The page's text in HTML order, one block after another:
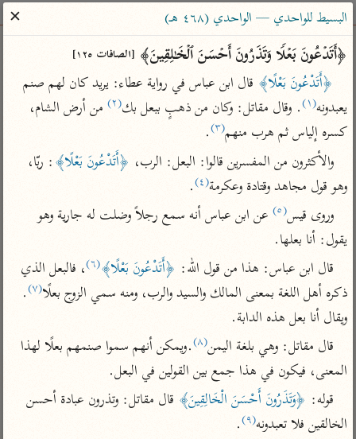
ساهم معنا في نشر القرآن والعلم الشرعي
الباحث القرآني
بحث تفسير علوم مصاحف معاجم
Type 2 or more characters for results.
Type 1 or more
characters for results.
أمّهات
تفسير الطبري
تفسير ابن كثير
تفسير القرطبي
تفسير البغوي
جمع الأقوال
تفسير ابن الجوزي
تفسير الماوردي
عامّة
فتح البيان للقنوجي
فتح القدير للشوكاني
تفسير ابن جزي
موسوعات
تفسير الآلوسي
تفسير الرازي
معاصرة
الميسر
المختصر في
التفسير
تفسير السعدي
القرآن – تدبر وعمل
البسيط للواحدي — الواحدي (٤٦٨ هـ)
✕
﴿أَتَدۡعُونَ بَعۡلࣰا وَتَذَرُونَ أَحۡسَنَ ٱلۡخَـٰلِقِینَ﴾ [الصافات ١٢٥]
﴿أَتَدْعُونَ بَعْلًا﴾
يعبدونه(١) . وقال مقاتل: وكان من ذهبٍ ببعل بك(٢)
كسره إلياس ثم هرب منهم(٣) .
والأكثرون من المفسرين قالوا: البعل: الرب، ﴿أَتَدْعُونَ بَعْلًا﴾
وهو قول مجاهد وقتادة وعكرمة(٤) .
وروى قيس(٥)
عن ابن عباس أنه سمع رجلاً وضلت له جارية وهو
يقول: أنا بعلها.
قال ابن عباس: هذا من قول الله: ﴿أَتَدْعُونَ بَعْلًا﴾(٦)
ذكره أهل اللغة بمعنى المالك والسيد والرب، ومنه سمي الزوج بعلًا(٧)
ويقال أنا بعل هذه الدابة.
قال مقاتل: وهي بلغة اليمن(٨)
المعنى، فيكون في هذا جمع بين القولين في البعل.
قوله: ﴿وَتَذَرُونَ أَحْسَنَ الْخَالِقِينَ﴾
الخالقين فلا تعبدونه(٩) .